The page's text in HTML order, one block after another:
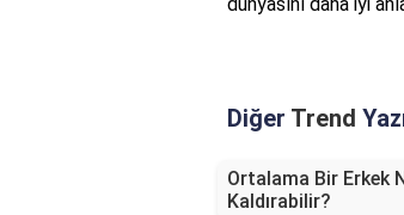
Diğer Trend
Ortalama Bir Erkek
Kaldırabilir?